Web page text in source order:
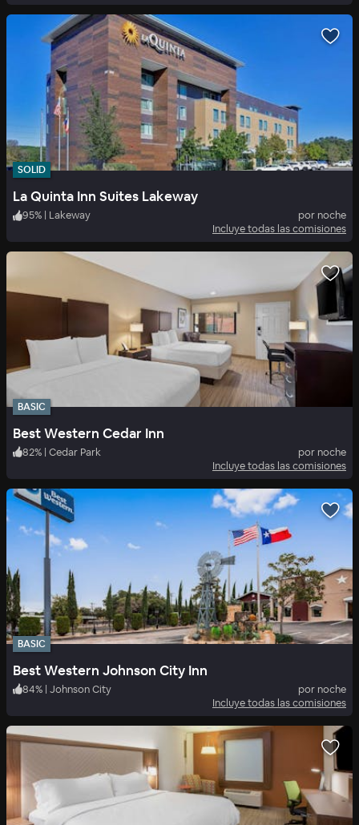
SOLID
La Quinta Inn Suites Lakeway
95% | Lakeway
por noche
Incluye todas las comisiones
BASIC
Best Western Cedar Inn
82% | Cedar Park
por noche
Incluye todas las comisiones
BASIC
Best Western Johnson City Inn
84% | Johnson City
por noche
Incluye todas las comisiones